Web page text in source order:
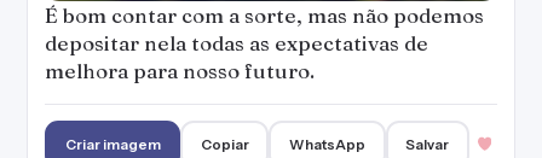
É bom contar com a sorte, mas não podemos
depositar nela todas as expectativas de
melhora para nosso futuro.
Criar imagem Copiar WhatsApp Salvar